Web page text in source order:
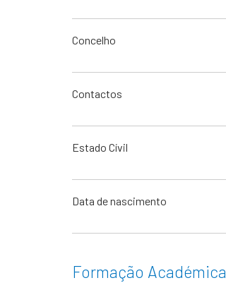
Concelho
Contactos
Estado Cívil
Data de nascimento
Formação Académica